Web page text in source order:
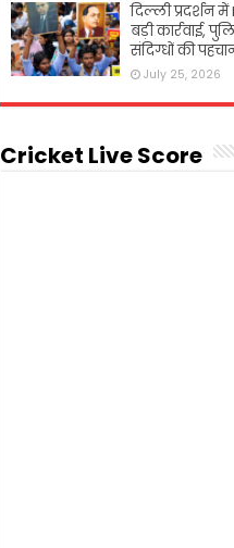
दिल्ली प्रदर्शन
बड़ी कार्रवाई,
संदिग्धों की
July 25, 2026
Cricket Live Score